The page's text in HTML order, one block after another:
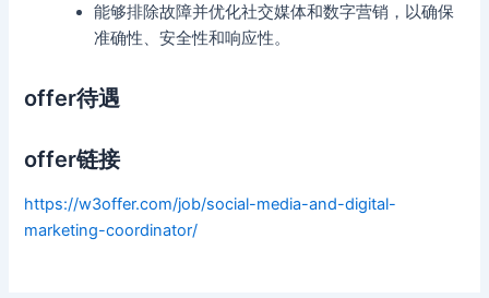
能够排除故障并优化社交媒体和数字营销，以确保
准确性、安全性和响应性。
offer待遇
offer链接
https://w3offer.com/job/social-media-and-digital-
marketing-coordinator/